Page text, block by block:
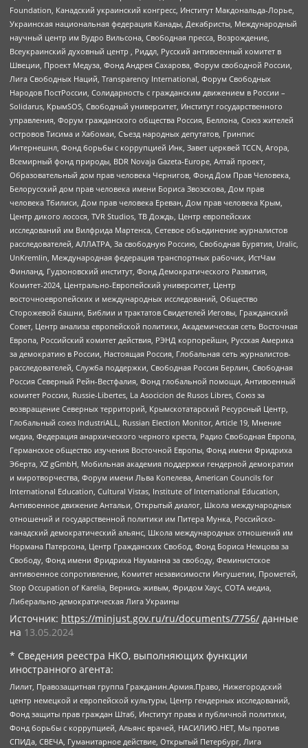
Foundation, Канадский украинский конгресс, Институт Макдональда-Лорье,
Украинская национальная федерация Канады, Декабристы, Международный
научный центр им Вудро Вильсона, Свободная пресса, Возрождение,
Всеукраинский духовный центр , Риддл, Русский антивоенный комитет в
Швеции, Проект Медуза, Фонд Андрея Сахарова, Форум свободной России,
Лига Свободных Наций, Transparеncy International, Форум Свободных
Народов ПостРоссии, Солидарность с гражданским движением в России –
Solidarus, КрымSOS, Свободный университет, Институт государственного
управления, Форум гражданского общества Россия, Беллона, Союз жителей
островов Тисима и Хабомаи, Съезд народных депутатов, Гринпис
Интернешнл, Фонд борьбы с коррупцией Инк, Завет церквей TCCN, Агора,
Всемирный фонд природы, BDR Novaja Gazeta-Europe, Алтай проект,
Образовательный дом прав человека Чернигов, Фонд Дом Прав Человека,
Белорусский дом прав человека имени Бориса Звозскова, Дом прав
человека Тбилиси, Дом прав человека Ереван, Дом прав человека Крым,
Центр дикого лосося, TVR Studios, ТВ Дождь, Центр европейских
исследований им Вилфрида Мартенса, Сетевое объединение журналистов
расследователей, АЛЛАТРА, За свободную Россию, Свободная Бурятия, Uralic,
UnKremlin, Международная федерация транспортных рабочих, ИстЧам
Финланд, Гудзоновский институт, Фонд Демократического Развития,
Комитет-2024, Центрально-Европейский университет, Центр
восточноевропейских и международных исследований, Общество
Сторожевой башни, Библии и трактатов Свидетелей Иеговы, Гражданский
Совет, Центр анализа европейской политики, Академическая сеть Восточная
Европа, Российский комитет действия, РЭНД корпорейшн, Русская Америка
за демократию в России, Настоящая Россия, Глобальная сеть журналистов-
расследователей, Служба поддержки, Свободная Россия Берлин, Свободная
Россия Северный Рейн-Вестфалия, Фонд глобальной помощи, Антивоенный
комитет России, Russie-Libertes, La Asocicion de Rusos Libres, Союз за
возвращение Северных территорий, Крымскотатарский Ресурсный Центр,
Глобальный союз IndustriALL, Russian Election Monitor, Article 19, Мнение
медиа, Федерация анархического черного креста, Радио Свободная Европа,
Германское общество изучения Восточной Европы, Фонд имени Фридриха
Эберта, XZ gGmbH, Мобильная академия поддержки гендерной демократии
и миротворчества, Форум имени Льва Копелева, American Councils for
International Education, Cultural Vistas, Institute of International Education,
Антивоенное движение Антальи, Открытый диалог, Школа международных
отношений и государственной политики им Питера Мунка, Российско-
канадский демократический альянс, Школа международных отношений им
Нормана Патерсона, Центр Гражданских Свобод, Фонд Бориса Немцова за
Свободу, Фонд имени Фридриха Науманна за свободу, Феминистское
антивоенное сопротивление, Комитет независимости Ингушетии, Прометей,
Stop Occupation of Karelia, Вернись живым, Фридом Хаус, СОТА медиа,
Либерально-демократическая Лига Украины
Источник: https://minjust.gov.ru/ru/documents/7756/ данные
на 13.05.2024
* Сведения реестра НКО, выполняющих функции
иностранного агента:
Лилит, Правозащитная группа Гражданин.Армия.Право, Нижегородский
центр немецкой и европейской культуры, Центр гендерных исследований,
Фонд защиты прав граждан Штаб, Институт права и публичной политики,
Фонд борьбы с коррупцией, Альянс врачей, НАСИЛИЮ.НЕТ, Мы против
СПИДа, СВЕЧА, Гуманитарное действие, Открытый Петербург, Лига